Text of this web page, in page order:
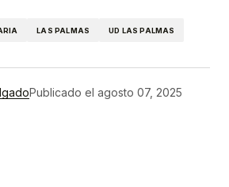
LAS PALMAS UD LAS PALMAS
Publicado el agosto 07, 2025